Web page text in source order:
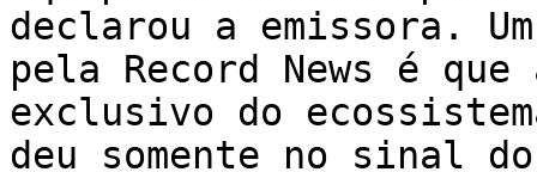
declarou a emissora.
pela Record News é
exclusivo do
deu somente no sinal